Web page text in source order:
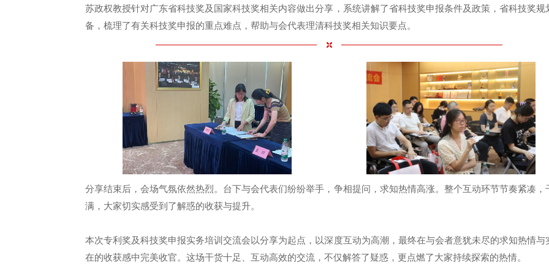
苏政权教授针对广东省科技奖及国家科技奖相关内容做出分享，系统讲解了省科技奖申报条件及政策，省科技奖规
备，梳理了有关科技奖申报的重点难点，帮助与会代表理清科技奖相关知识要点。
分享结束后，会场气氛依然热烈。台下与会代表们纷纷举手，争相提问，求知热情高涨。整个互动环节节奏紧凑，
满，大家切实感受到了解惑的收获与提升。
本次专利奖及科技奖申报实务培训交流会以分享为起点，以深度互动为高潮，最终在与会者意犹未尽的求知热情与
在的收获感中完美收官。这场干货十足、互动高效的交流，不仅解答了疑惑，更点燃了大家持续探索的热情。